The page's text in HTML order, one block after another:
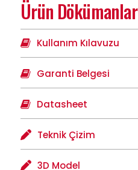
Ürün Dökümanlar
Kullanım Kılavuzu
Garanti Belgesi
Datasheet
Teknik Çizim
3D Model